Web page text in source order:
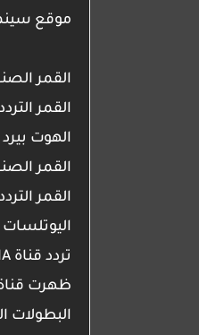
موقع
القمر
القمر
الهوت بيرد
القمر
القمر
اليوتلسات
تردد قناة M TUNISIA
ظهرت قناة
البطولات